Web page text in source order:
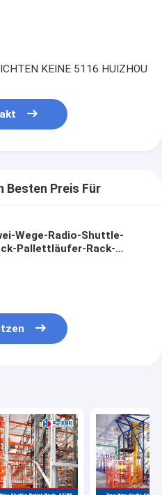
KEINE 5116 HUIZHOU
Besten Preis Für
Wege-Radio-Shuttle-
Pallettläufer-Rack-